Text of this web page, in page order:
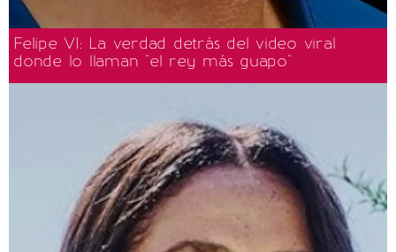
Felipe VI: La verdad detrás del video viral
donde lo llaman "el rey más guapo"